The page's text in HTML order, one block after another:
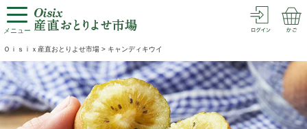
メニュー
Ｏｉｓｉｘ産直おとりよせ市場 > キャンディキウイ